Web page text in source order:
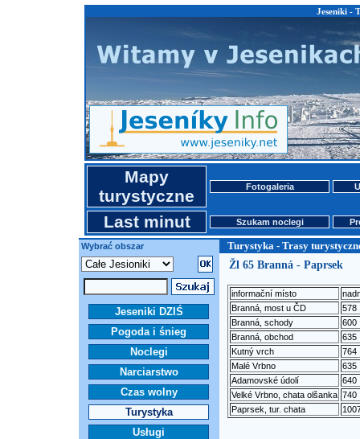
Jeseniki -
Mapy
turystyczne
Fotogaleria
Last minut Szukam noclegi
Wybrać obszar Turystyka - Trasy
Jeseniki DZIŚ
Pogoda i śnieg
Noclegi
Narciarstwo
Czas wolny
Turystyka
Usługi
Žl 65 Branná - Paprsek
informační místo
Branná, most u ČD
578
Branná, schody
600
Branná, obchod
635
Kutný vrch
764
Malé Vrbno
635
Adamovské údolí
640
Velké Vrbno, chata olšanka 740
Paprsek, tur. chata